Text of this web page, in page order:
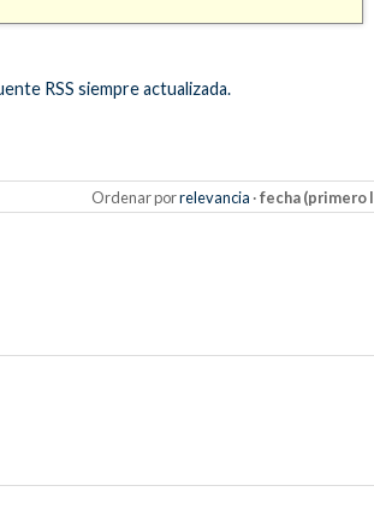
RSS siempre actualizada.
Ordenar porrelevancia ·fecha (primero